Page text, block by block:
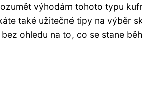
výhodám tohoto typu
také užitečné tipy na výběr
ohledu na to, co se stane